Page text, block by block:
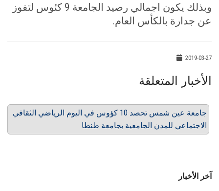
وبذلك يكون اجمالي رصيد الجامعة 9 كئوس لتفوز
عن جدارة بالكأس العام.
2019-03-27
الأخبار المتعلقة
جامعة عين شمس تحصد 10 كؤوس في اليوم الرياضي الثقافي
الاجتماعي للمدن الجامعية بجامعة طنطا
آخر الأخبار